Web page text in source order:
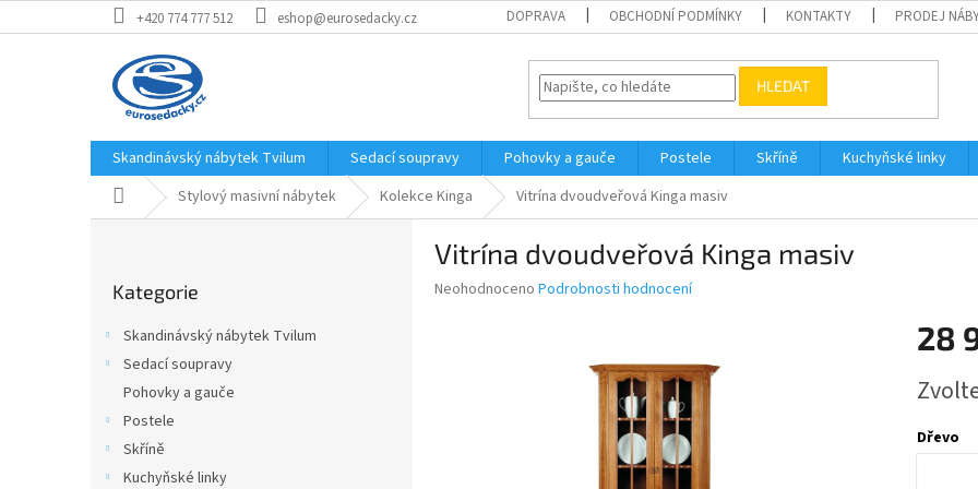
na
+420 774 777 512 eshop@eurosedacky.cz DOPRAVA OBCHODNÍ PODMÍNKY KONTAKTY PRODEJ
HLEDAT
Skandinávský nábytek Tvilum Sedací soupravy Pohovky a gauče Postele Skříně Kuchyňské linky
Domů Stylový masivní nábytek Kolekce Kinga Vitrína dvoudveřová Kinga masiv
kategorie
Kategorie
Skandinávský nábytek Tvilum
Sedací soupravy
Pohovky a gauče
Postele
Skříně
Kuchyňské linky
Vitrína dvoudveřová Kinga masiv
Průměrné
Neohodnoceno Podrobnosti hodnocení
28
cena:
Dřevo